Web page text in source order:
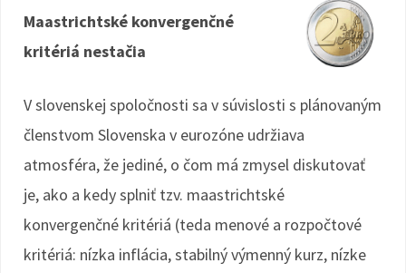
o e
Maastrichtské konvergenčné
kritériá nestačia
V slovenskej spoločnosti sa v súvislosti s plánovaným
členstvom Slovenska v eurozóne udržiava
atmosféra, že jediné, o čom má zmysel diskutovať
je, ako a kedy splniť tzv. maastrichtské
konvergenčné kritériá (teda menové a rozpočtové
kritériá: nízka inflácia, stabilný výmenný kurz, nízke